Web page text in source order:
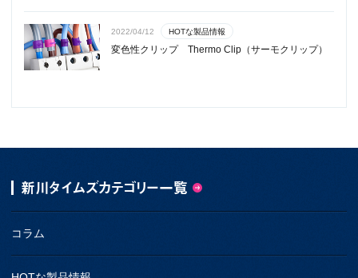
2022/04/12 HOTな製品情報
変色性クリップ Thermo Clip（サーモクリップ）
新川タイムズカテゴリー一覧
コラム